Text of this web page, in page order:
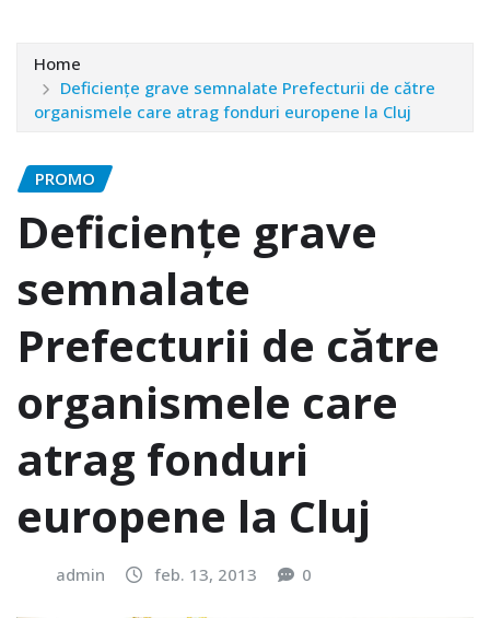
Home
Deficienţe grave semnalate Prefecturii de către
organismele care atrag fonduri europene la Cluj
PROMO
Deficienţe grave
semnalate
Prefecturii de către
organismele care
atrag fonduri
europene la Cluj
admin feb. 13, 2013 0